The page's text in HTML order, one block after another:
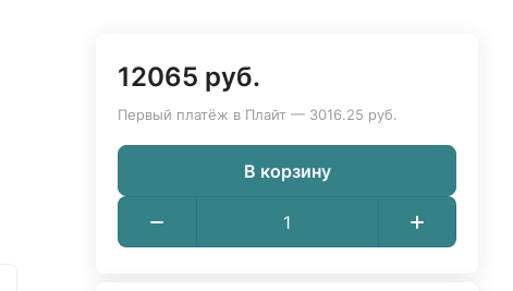
12065 руб.
Первый платёж в Плайт — 3016.25 руб.
В корзину